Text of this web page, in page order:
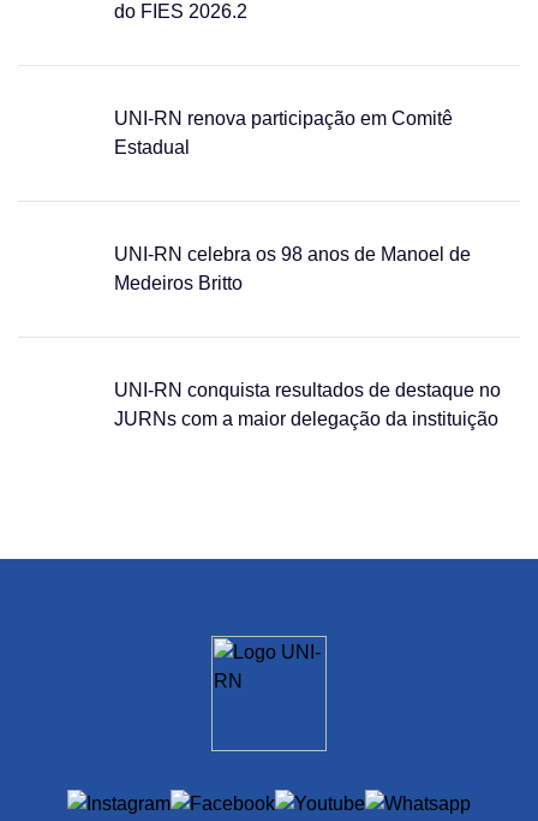
do FIES 2026.2
UNI-RN renova participação em Comitê
Estadual
UNI-RN celebra os 98 anos de Manoel de
Medeiros Britto
UNI-RN conquista resultados de destaque no
JURNs com a maior delegação da instituição